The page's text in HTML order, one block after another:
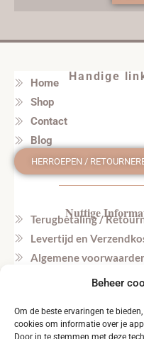
Beheer
Om de beste ervaringen te
cookies om informatie over je
Door in te stemmen met deze
Handige
Home
Shop
Contact
Blog
HERROEPEN /
Nuttige
Terugbetaling /
Levertijd en
Algemene
Privacy beleid
Tel. NL: +31164603172
Tel. BE: +32495219857